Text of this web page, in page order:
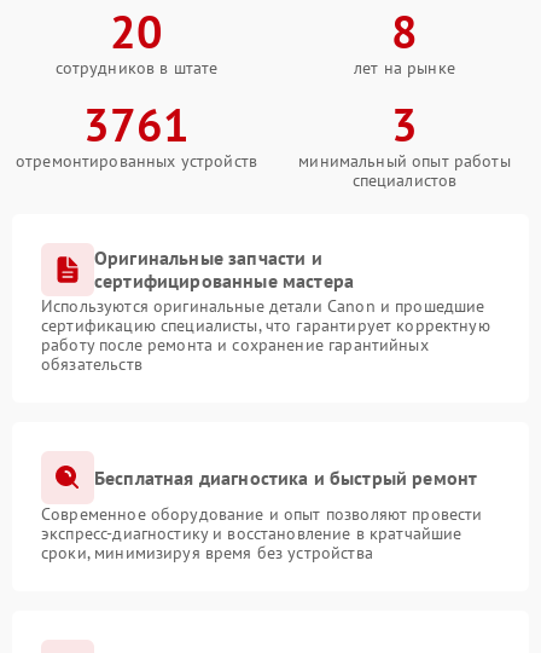
20
сотрудников в штате
8
лет на рынке
3761
отремонтированных устройств
3
минимальный опыт работы
специалистов
Оригинальные запчасти и
сертифицированные мастера
Используются оригинальные детали Canon и прошедшие
сертификацию специалисты, что гарантирует корректную
работу после ремонта и сохранение гарантийных
обязательств
Бесплатная диагностика и быстрый ремонт
Современное оборудование и опыт позволяют провести
экспресс-диагностику и восстановление в кратчайшие
сроки, минимизируя время без устройства